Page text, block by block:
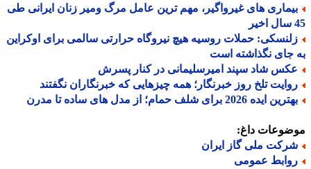
های غیرواگیر، مهم ترین عامل مرگ ومیر زنان ایرانی طی
حملات روسیه هیچ نیروگاه حرارتی سالمی برای اوکراین
جای نگذاشته است
شاد سپند امیرسلیمانی در کنار پسرش
تلخ روز خبرنگار؛ همه چیزهایی که خبرنگاران نگفتند
ایده 2026 برای شلف حمام؛ از مدل های ساده تا مدرن
داغ:
ملی گاز ایران
عمومی